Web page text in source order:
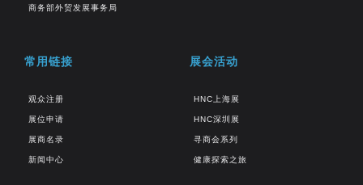
商务部外贸发展事务局
常用链接
观众注册
展位申请
展商名录
新闻中心
展会活动
HNC上海展
HNC深圳展
寻商会系列
健康探索之旅